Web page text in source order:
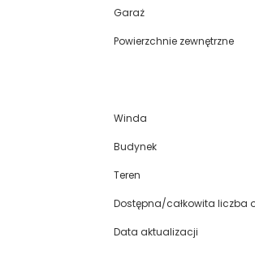
Garaż
Powierzchnie zewnętrzne
Winda
Budynek
Teren
Dostępna/całkowita liczba
Data aktualizacji